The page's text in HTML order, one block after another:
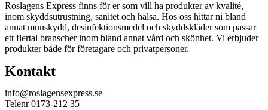
Roslagens Express finns för er som vill ha produkter av kvalité,
inom skyddsutrustning, sanitet och hälsa. Hos oss hittar ni bland
annat munskydd, desinfektionsmedel och skyddskläder som passar
ett flertal branscher inom bland annat vård och skönhet. Vi erbjuder
produkter både för företagare och privatpersoner.
Kontakt
info@roslagensexpress.se
Telenr 0173-212 35